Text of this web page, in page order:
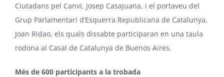
Ciutadans pel Canvi, Josep Casajuana, i el portaveu del
Grup Parlamentari d’Esquerra Republicana de Catalunya,
Joan Ridao, els quals dissabte participaran en una taula
rodona al Casal de Catalunya de Buenos Aires.
Més de 600 participants a la trobada